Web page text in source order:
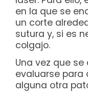
en la que se
un corte
sutura y, si es
colgajo.
Una vez que
evaluarse
alguna otra